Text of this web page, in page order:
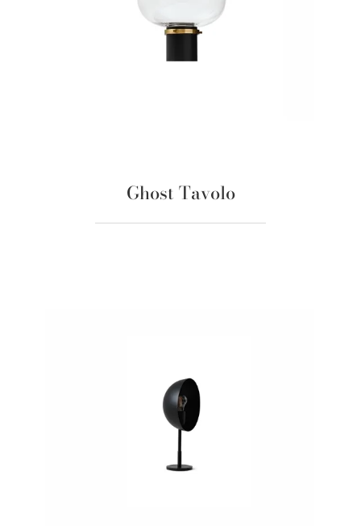
Ghost Tavolo